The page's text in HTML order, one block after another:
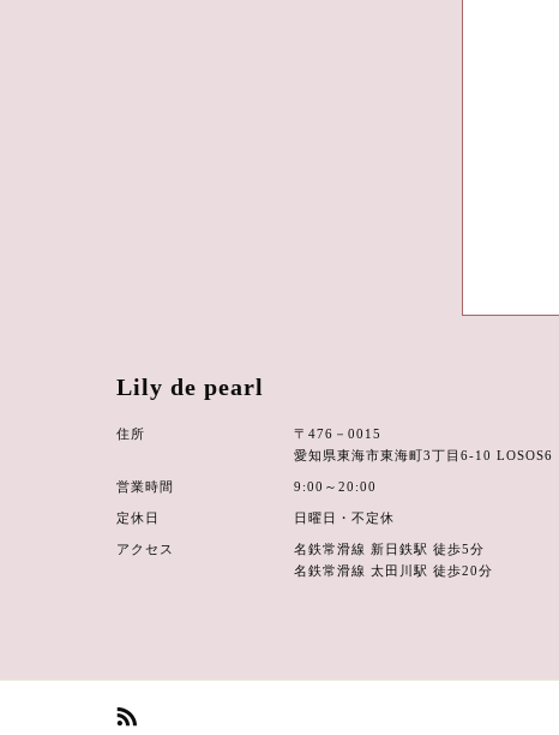
Lily de pearl
住所
〒476－0015
愛知県東海市東海町3丁目6-10 LOSOS6
営業時間 9:00～20:00
定休日 日曜日・不定休
アクセス
名鉄常滑線 新日鉄駅 徒歩5分
名鉄常滑線 太田川駅 徒歩20分